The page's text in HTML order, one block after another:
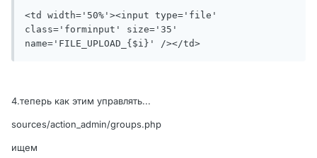
<td width='50%'><input type='file'
class='forminput' size='35'
name='FILE_UPLOAD_{$i}' /></td>
4.теперь как этим управлять...
sources/action_admin/groups.php
ищем